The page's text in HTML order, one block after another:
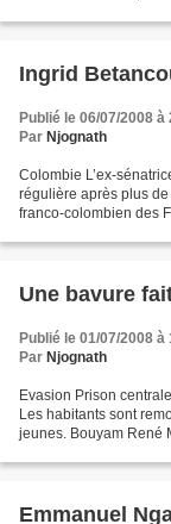
Ingrid
Publié le 06/07/2008 à
Par Njognath
Colombie L’ex-
régulière après plus
franco-colombien des
Une bavure
Publié le 01/07/2008 à
Par Njognath
Evasion Prison
Les habitants sont
jeunes. Bouyam René
Emmanuel